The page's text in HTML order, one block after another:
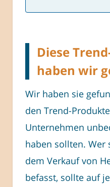
Diese
haben wir
Wir haben sie
den Trend-
Unternehmen
haben sollten.
dem Verkauf von
befasst, sollte auf